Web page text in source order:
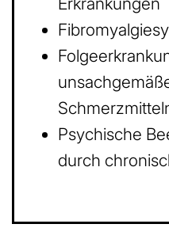
Psychische
durch